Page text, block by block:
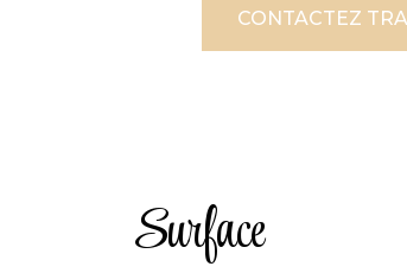
CONTACTEZ
Surface